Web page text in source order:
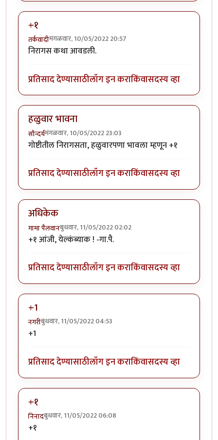
+१
तर्कवादीमंगळवार, 10/05/2022 20:57
निरागस कथा आवडली.
प्रतिसाद देण्यासाठीलॉग इन कराकिंवासदस्य व्हा
हळुवार भावना
सौन्दर्यमंगळवार, 10/05/2022 23:03
गोष्टीतील निरागसता, हळुवारपणा भावला म्हणून +१
प्रतिसाद देण्यासाठीलॉग इन कराकिंवासदस्य व्हा
अधिकेक
गामा पैलवानबुधवार, 11/05/2022 02:02
+१ आंजी, येल्कंब्याक ! -गा.पै.
प्रतिसाद देण्यासाठीलॉग इन कराकिंवासदस्य व्हा
+1
नगरीबुधवार, 11/05/2022 04:53
+1
प्रतिसाद देण्यासाठीलॉग इन कराकिंवासदस्य व्हा
+१
निनादबुधवार, 11/05/2022 06:08
+१